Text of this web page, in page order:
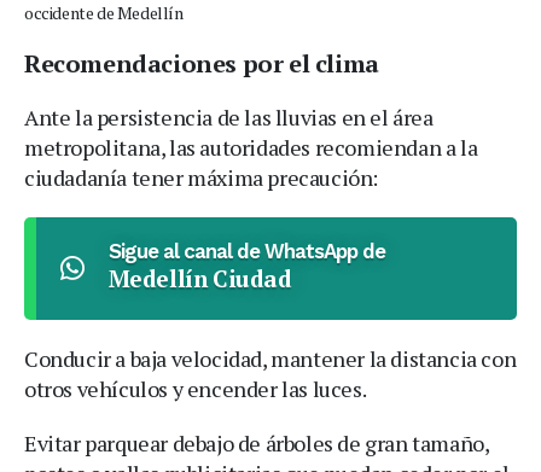
occidente de Medellín
Recomendaciones por el clima
Ante la persistencia de las lluvias en el área
metropolitana, las autoridades recomiendan a la
ciudadanía tener máxima precaución:
Sigue al canal de WhatsApp de
Medellín Ciudad
Conducir a baja velocidad, mantener la distancia con
otros vehículos y encender las luces.
Evitar parquear debajo de árboles de gran tamaño,